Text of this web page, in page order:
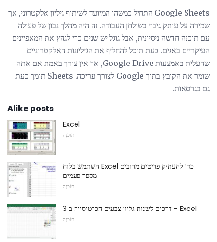
Google Sheets התחיל כמשהו המיועד לשיתוף גיליון אלקטרוני, אך
שמירה על עותק גיבוי בשולחן העבודה. זה היה מהלך נבון של פעולה
עם תוכנה חדשה ניסיונית, אבל גוגל יש שנים כדי לגהץ את המאפיינים
העיקריים באגים. כעת תוכל להחליף את הגיליונות האלקטרוניים
שהעלית באמצעות Google Drive, אך אין צורך באמת אם אתה
שומר את הקובץ בתוך Google לצורך עריכה. Sheets תומך כעת
גם בגרסאות.
Alike posts
Excel
תוֹכנָה
השתמש בלוח Excel כדי להעתיק פריטים מרובים
מספר פעמים
תוֹכנָה
3 דרכים לשנות גליון צבעים הכרטיסייה ב - Excel
תוֹכנָה